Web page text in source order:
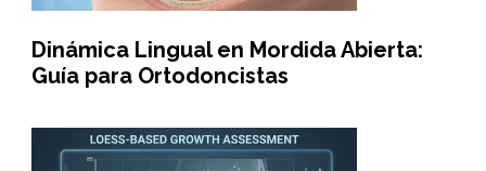
Dinámica Lingual en Mordida Abierta:
Guía para Ortodoncistas